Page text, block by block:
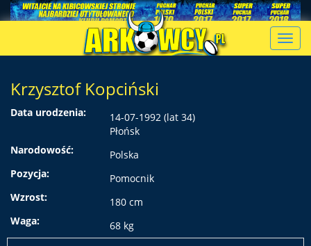
Krzysztof Kopciński
Data urodzenia:
14-07-1992 (lat 34)
Płońsk
Narodowość:
Polska
Pozycja:
Pomocnik
Wzrost:
180 cm
Waga:
68 kg